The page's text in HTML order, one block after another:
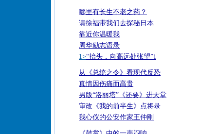
哪里有长生不老之药？
请徐福带我们去探秘日本
靠近你温暖我
周华励志语录
1>“抬头，向高远处张望”1
从《总统之令》看现代反恐
真情因伤痛而高贵
男版“洛丽塔”《还要》进天堂
审改《我的前半生》点将录
我心仪的公安作家王仲刚